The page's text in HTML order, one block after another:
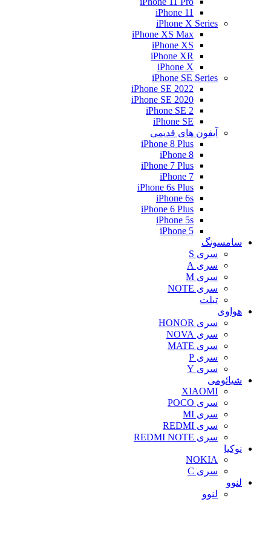
iPhone 11
iPhone X Series
iPhone XS Max
iPhone XS
iPhone XR
iPhone X
iPhone SE Series
iPhone SE 2022
iPhone SE 2020
iPhone SE 2
iPhone SE
آیفون های قدیمی
iPhone 8 Plus
iPhone 8
iPhone 7 Plus
iPhone 7
iPhone 6s Plus
iPhone 6s
iPhone 6 Plus
iPhone 5s
iPhone 5
سامسونگ
سری S
سری A
سری M
سری NOTE
تبلت
هواوی
سری HONOR
سری NOVA
سری MATE
سری P
سری Y
شیائومی
XIAOMI
سری POCO
سری MI
سری REDMI
سری REDMI NOTE
نوکیا
NOKIA
سری C
لنوو
لنوو